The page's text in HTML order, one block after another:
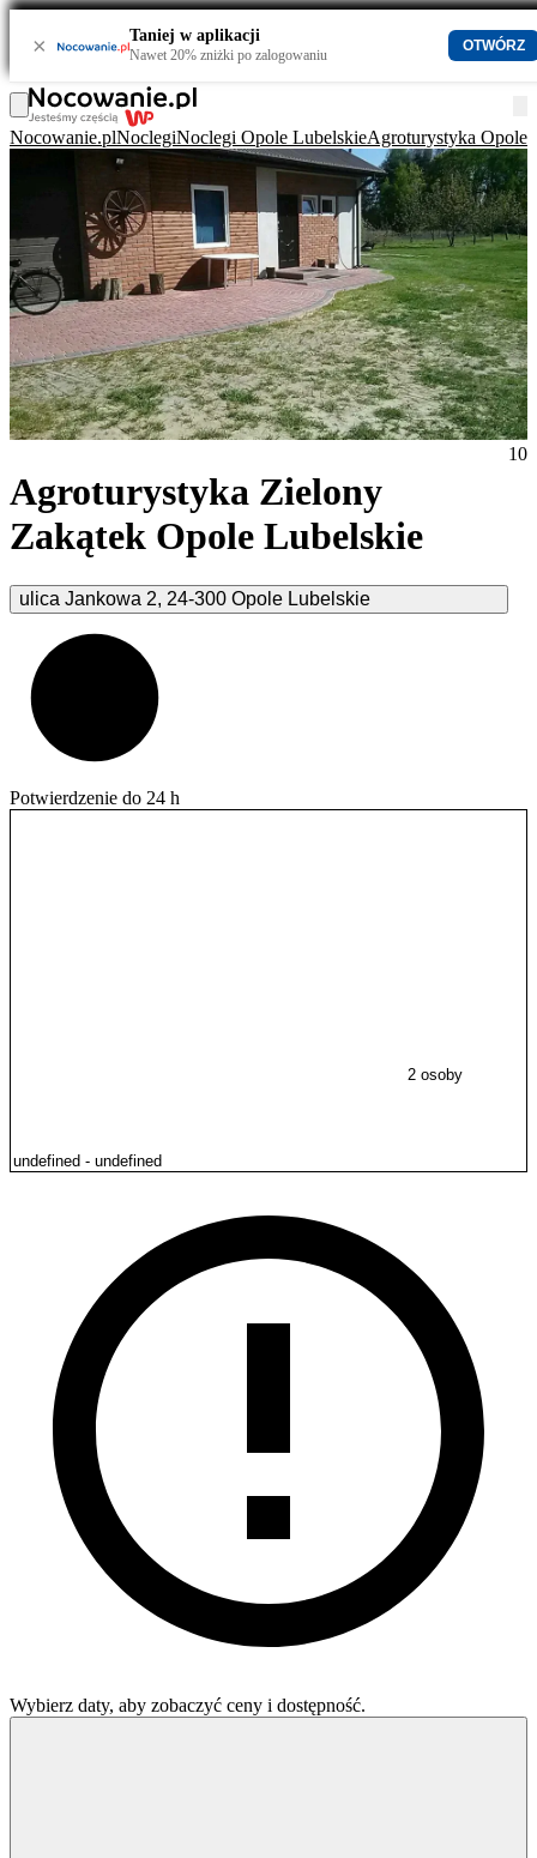
× Taniej w aplikacji
Nawet 20% zniżki po zalogowaniu
OTWÓRZ
Nocowanie.plNoclegiNoclegi Opole LubelskieAgroturystyka Opole
Agroturystyka Zielony
Zakątek Opole Lubelskie
ulica Jankowa 2, 24-300 Opole Lubelskie
10
Potwierdzenie do 24 h
2 osoby
Wybierz daty, aby zobaczyć ceny i dostępność.